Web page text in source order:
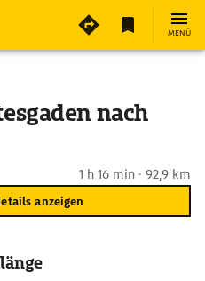
MENÜ
nach
1 h 16 min · 92,9 km
anzeigen